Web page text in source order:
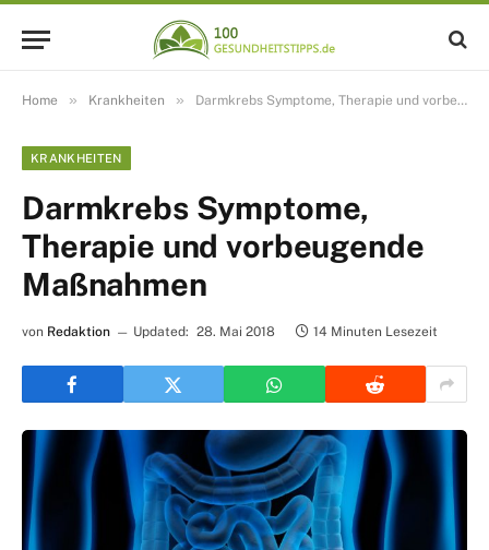
Home » Krankheiten » Darmkrebs Symptome, Therapie und vorbeugende Maßnahmen
KRANKHEITEN
Darmkrebs Symptome,
Therapie und vorbeugende
Maßnahmen
von Redaktion Updated: 28. Mai 2018 14 Minuten Lesezeit